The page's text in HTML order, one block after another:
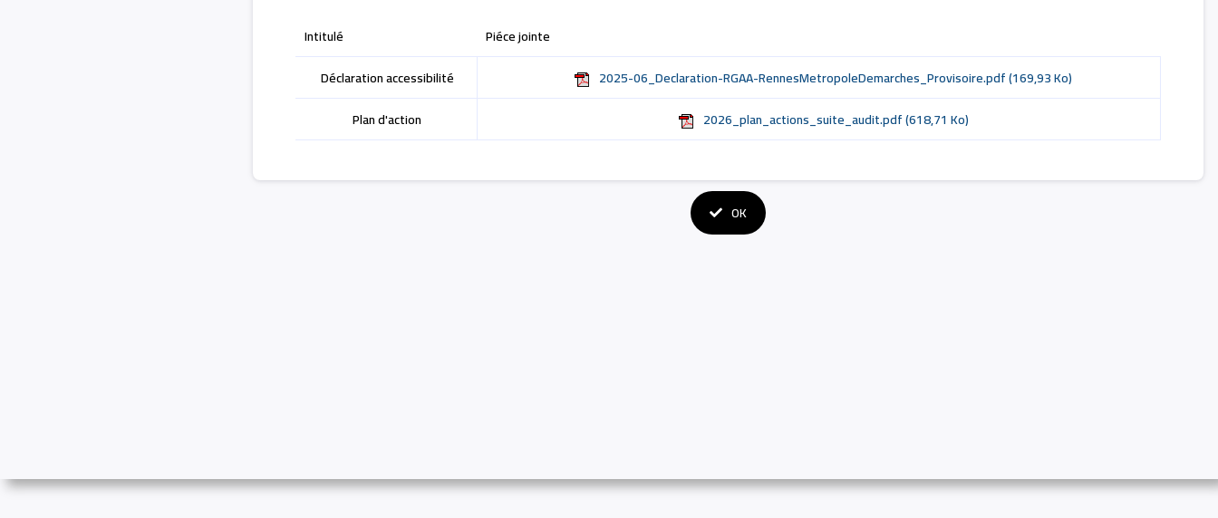
Intitulé
Piéce jointe
Déclaration accessibilité
2025-06_Declaration-RGAA-RennesMetropoleDemarches_Provisoire.pdf(169,93 Ko)
Plan d'action
2026_plan_actions_suite_audit.pdf(618,71 Ko)
OK